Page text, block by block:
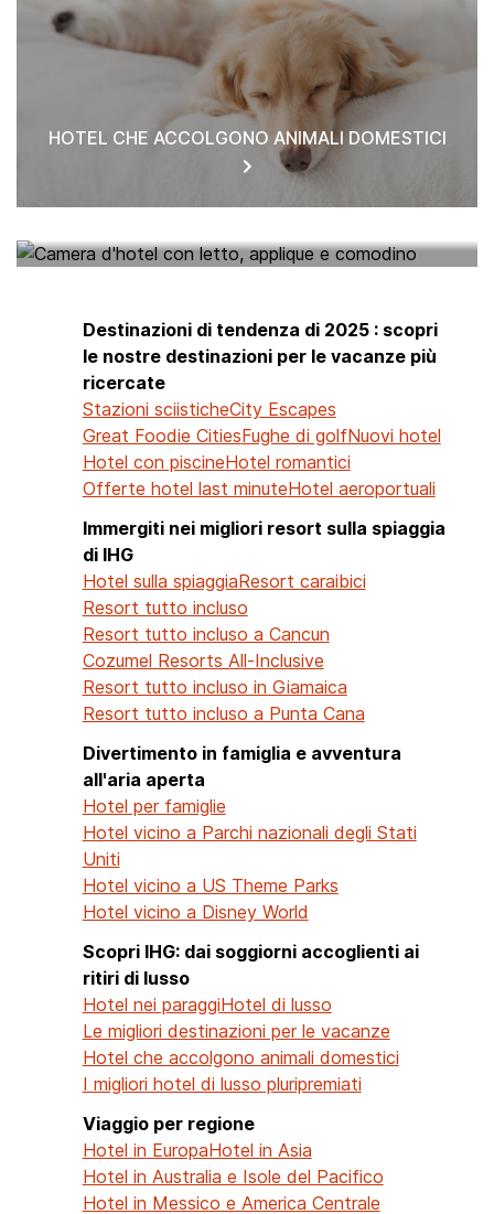
HOTEL CHE ACCOLGONO ANIMALI DOMESTICI
Destinazioni di tendenza di 2025 : scopri
le nostre destinazioni per le vacanze più
ricercate
Stazioni sciisticheCity Escapes
Great Foodie CitiesFughe di golfNuovi hotel
Hotel con piscineHotel romantici
Offerte hotel last minuteHotel aeroportuali
Immergiti nei migliori resort sulla spiaggia
di IHG
Hotel sulla spiaggiaResort caraibici
Resort tutto incluso
Resort tutto incluso a Cancun
Cozumel Resorts All-Inclusive
Resort tutto incluso in Giamaica
Resort tutto incluso a Punta Cana
Divertimento in famiglia e avventura
all'aria aperta
Hotel per famiglie
Hotel vicino a Parchi nazionali degli Stati
Uniti
Hotel vicino a US Theme Parks
Hotel vicino a Disney World
Scopri IHG: dai soggiorni accoglienti ai
ritiri di lusso
Hotel nei paraggiHotel di lusso
Le migliori destinazioni per le vacanze
Hotel che accolgono animali domestici
I migliori hotel di lusso pluripremiati
Viaggio per regione
Hotel in EuropaHotel in Asia
Hotel in Australia e Isole del Pacifico
Hotel in Messico e America Centrale